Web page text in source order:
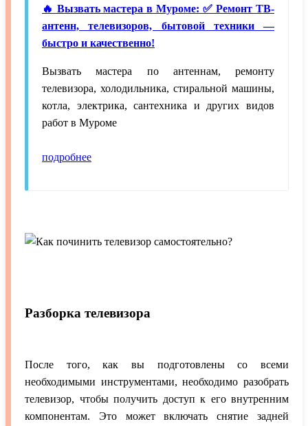
🔥 Вызвать мастера в Муроме: ✅ Ремонт ТВ-
антенн, телевизоров, бытовой техники —
быстро и качественно!
Вызвать мастера по антеннам, ремонту
телевизора, холодильника, стиральной машины,
котла, электрика, сантехника и других видов
работ в Муроме
подробнее
Разборка телевизора
После того, как вы подготовлены со всеми
необходимыми инструментами, необходимо разобрать
телевизор, чтобы получить доступ к его внутренним
компонентам. Это может включать снятие задней